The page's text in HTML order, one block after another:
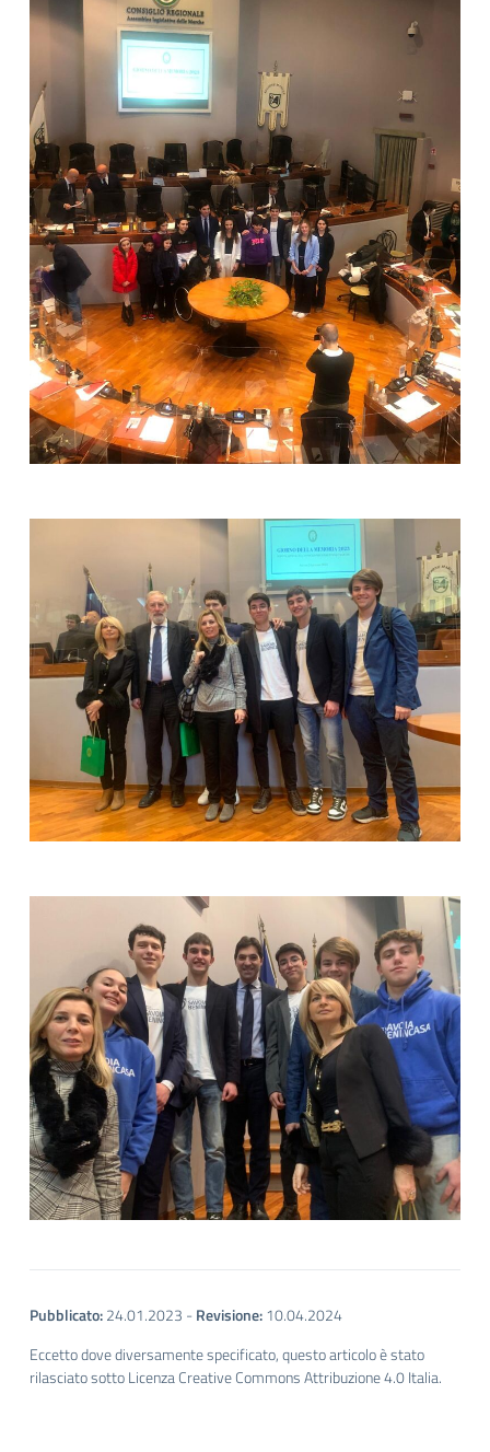
Pubblicato:24.01.2023 -Revisione:10.04.2024
Eccetto dove diversamente specificato, questo articolo è stato
rilasciato sotto Licenza Creative Commons Attribuzione 4.0 Italia.